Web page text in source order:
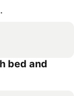
bed and